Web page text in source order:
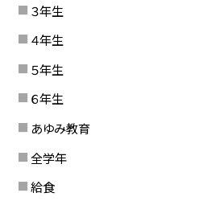
３年生
４年生
５年生
６年生
あゆみ教育
全学年
給食